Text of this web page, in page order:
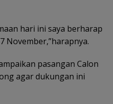
hari ini saya berharap
November,”harapnya.
pasangan Calon
agar dukungan ini